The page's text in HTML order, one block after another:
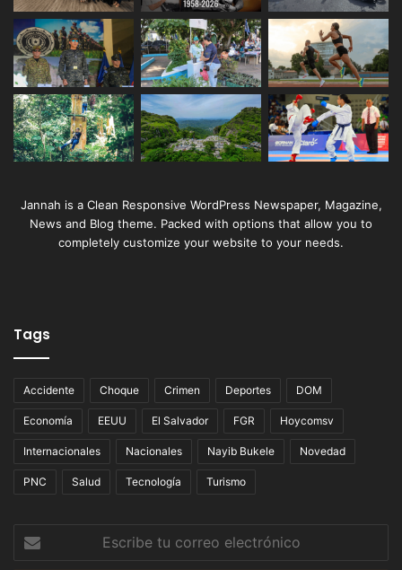
Jannah is a Clean Responsive WordPress Newspaper, Magazine,
News and Blog theme. Packed with options that allow you to
completely customize your website to your needs.
Tags
Accidente Choque Crimen Deportes DOM
Economía EEUU El Salvador FGR Hoycomsv
Internacionales Nacionales Nayib Bukele Novedad
PNC Salud Tecnología Turismo